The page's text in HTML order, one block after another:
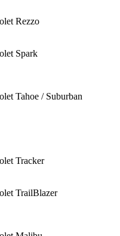
Rezzo
Spark
Tahoe / Suburban
Tracker
TrailBlazer